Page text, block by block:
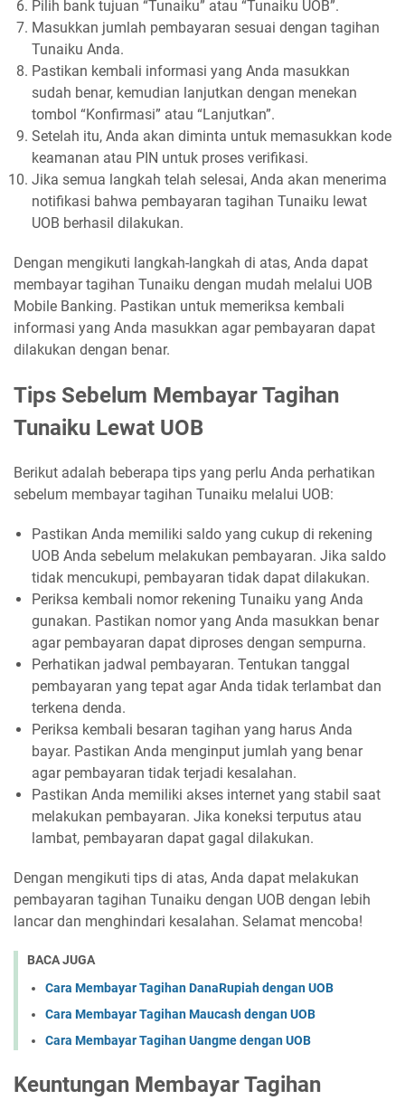
Pilih bank tujuan “Tunaiku” atau “Tunaiku UOB”.
Masukkan jumlah pembayaran sesuai dengan tagihan
Tunaiku Anda.
Pastikan kembali informasi yang Anda masukkan
sudah benar, kemudian lanjutkan dengan menekan
tombol “Konfirmasi” atau “Lanjutkan”.
Setelah itu, Anda akan diminta untuk memasukkan kode
keamanan atau PIN untuk proses verifikasi.
Jika semua langkah telah selesai, Anda akan menerima
notifikasi bahwa pembayaran tagihan Tunaiku lewat
UOB berhasil dilakukan.
Dengan mengikuti langkah-langkah di atas, Anda dapat
membayar tagihan Tunaiku dengan mudah melalui UOB
Mobile Banking. Pastikan untuk memeriksa kembali
informasi yang Anda masukkan agar pembayaran dapat
dilakukan dengan benar.
Tips Sebelum Membayar Tagihan
Tunaiku Lewat UOB
Berikut adalah beberapa tips yang perlu Anda perhatikan
sebelum membayar tagihan Tunaiku melalui UOB:
Pastikan Anda memiliki saldo yang cukup di rekening
UOB Anda sebelum melakukan pembayaran. Jika saldo
tidak mencukupi, pembayaran tidak dapat dilakukan.
Periksa kembali nomor rekening Tunaiku yang Anda
gunakan. Pastikan nomor yang Anda masukkan benar
agar pembayaran dapat diproses dengan sempurna.
Perhatikan jadwal pembayaran. Tentukan tanggal
pembayaran yang tepat agar Anda tidak terlambat dan
terkena denda.
Periksa kembali besaran tagihan yang harus Anda
bayar. Pastikan Anda menginput jumlah yang benar
agar pembayaran tidak terjadi kesalahan.
Pastikan Anda memiliki akses internet yang stabil saat
melakukan pembayaran. Jika koneksi terputus atau
lambat, pembayaran dapat gagal dilakukan.
Dengan mengikuti tips di atas, Anda dapat melakukan
pembayaran tagihan Tunaiku dengan UOB dengan lebih
lancar dan menghindari kesalahan. Selamat mencoba!
BACA JUGA
Cara Membayar Tagihan DanaRupiah dengan UOB
Cara Membayar Tagihan Maucash dengan UOB
Cara Membayar Tagihan Uangme dengan UOB
Keuntungan Membayar Tagihan